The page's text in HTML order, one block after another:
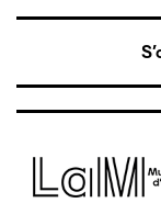
Image